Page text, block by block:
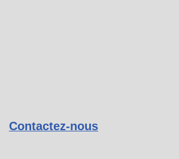
Contactez-nous